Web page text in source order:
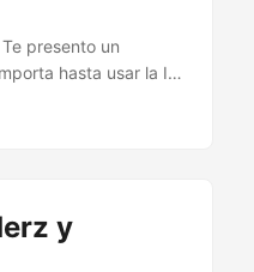
presento un
hasta usar la IA
y